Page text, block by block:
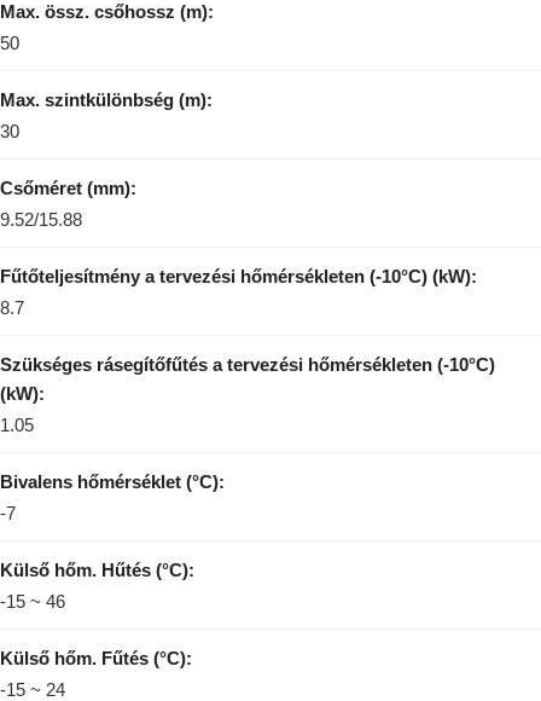
Max. össz. csőhossz (m):
50
Max. szintkülönbség (m):
30
Csőméret (mm):
9.52/15.88
Fűtőteljesítmény a tervezési hőmérsékleten (-10°C) (kW):
8.7
Szükséges rásegítőfűtés a tervezési hőmérsékleten (-10°C)
(kW):
1.05
Bivalens hőmérséklet (°C):
-7
Külső hőm. Hűtés (°C):
-15 ~ 46
Külső hőm. Fűtés (°C):
-15 ~ 24